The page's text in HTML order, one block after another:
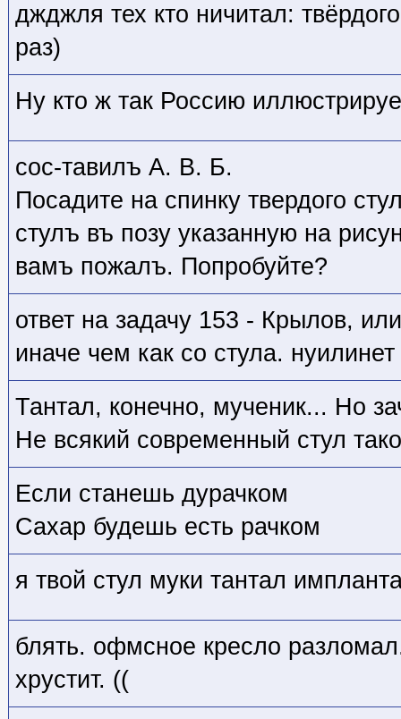
джджля тех кто ничитал:
раз)
Ну кто ж так Россию
сос-тавилъ А. В. Б.
Посадите на спинку твердого
стулъ въ позу указанную на
вамъ пожалъ. Попробуйте?
ответ на задачу 153 - Крылов,
иначе чем как со стула. нуилинет
Тантал, конечно, мученик... Но
Не всякий современный стул
Если станешь дурачком
Сахар будешь есть рачком
я твой стул муки тантал
блять. офмсное кресло
хрустит. ((